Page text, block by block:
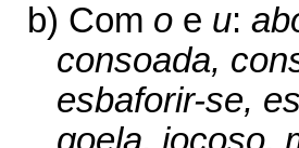
b) Com o e u:
consoada,
esbaforir-se,